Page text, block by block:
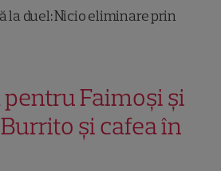
la duel: Nicio eliminare prin
Faimoși și
și cafea în